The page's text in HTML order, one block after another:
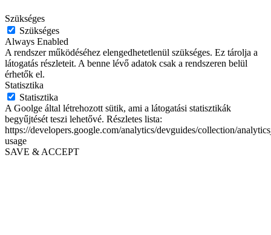
Szükséges
Szükséges
Always Enabled
A rendszer működéséhez elengedhetetlenül szükséges. Ez tárolja a
látogatás részleteit. A benne lévő adatok csak a rendszeren belül
érhetők el.
Statisztika
Statisztika
A Goolge által létrehozott sütik, ami a látogatási statisztikák
begyűjtését teszi lehetővé. Részletes lista:
https://developers.google.com/analytics/devguides/collection/
usage
SAVE & ACCEPT